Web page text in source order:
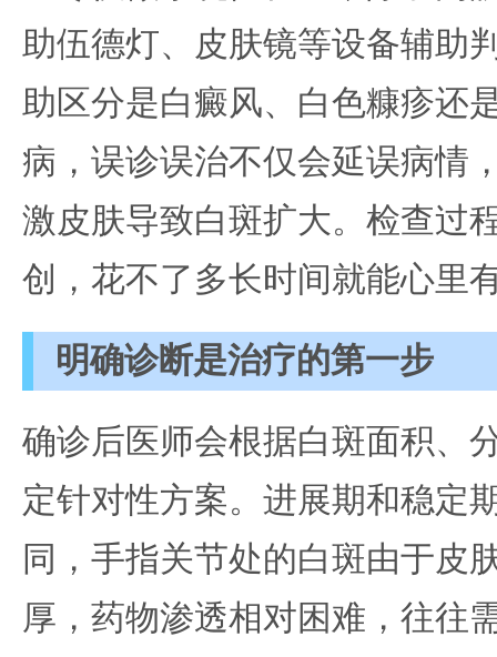
助伍德灯、皮肤镜等设备辅助
助区分是白癜风、白色糠疹还
病，误诊误治不仅会延误病情
激皮肤导致白斑扩大。检查过
创，花不了多长时间就能心里
明确诊断是治疗的第一步
确诊后医师会根据白斑面积、
定针对性方案。进展期和稳定
同，手指关节处的白斑由于皮
厚，药物渗透相对困难，往往